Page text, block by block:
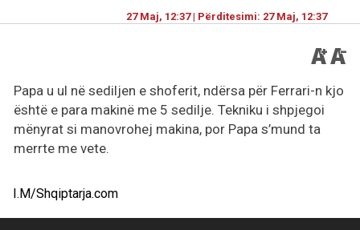
27 Maj, 12:37 | Përditesimi: 27 Maj, 12:37
Papa u ul në sediljen e shoferit, ndërsa për Ferrari-n kjo
është e para makinë me 5 sedilje. Tekniku i shpjegoi
mënyrat si manovrohej makina, por Papa s’mund ta
merrte me vete.
I.M/Shqiptarja.com